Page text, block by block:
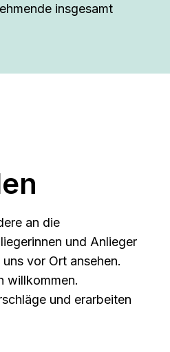
insgesamt
an die
und Anlieger
vor Ort ansehen.
willkommen.
und erarbeiten